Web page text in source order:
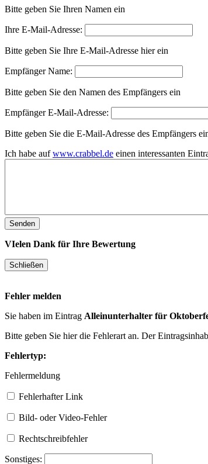
Bitte geben Sie Ihren Namen ein
Ihre E-Mail-Adresse:
Bitte geben Sie Ihre E-Mail-Adresse hier ein
Empfänger Name:
Bitte geben Sie den Namen des Empfängers ein
Empfänger E-Mail-Adresse:
Bitte geben Sie die E-Mail-Adresse des Empfängers
Ich habe aufwww.crabbel.de einen interessanten
VIelen Dank für Ihre Bewertung
Fehler melden
Sie haben im Eintrag Alleinunterhalter für
Bitte geben Sie hier die Fehlerart an. Der
Fehlertyp:
Fehlermeldung
Fehlerhafter Link
Bild- oder Video-Fehler
Rechtschreibfehler
Sonstiges: